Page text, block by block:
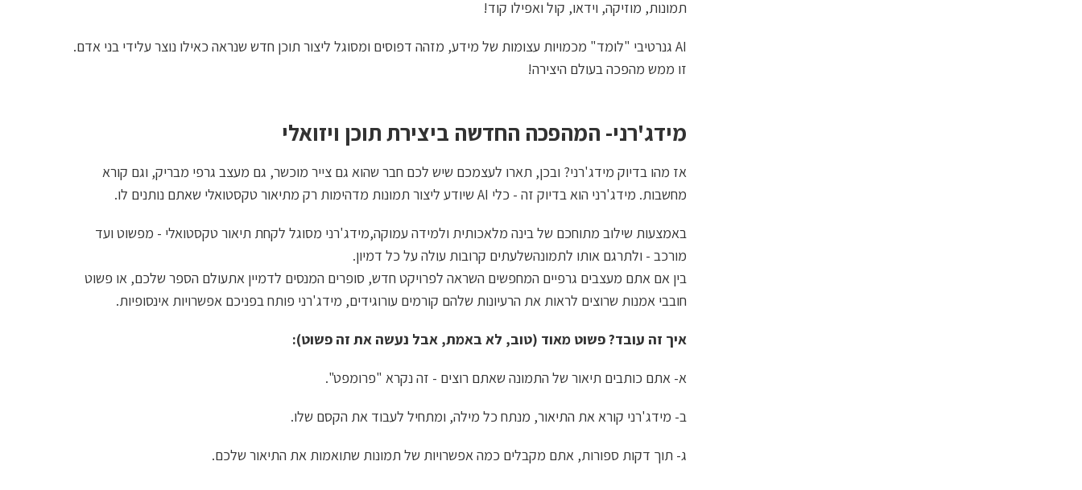
תמונות, מוזיקה, וידאו, קול ואפילו קוד!
AI גנרטיבי "לומד" מכמויות עצומות של מידע, מזהה דפוסים ומסוגל ליצור תוכן חדש שנראה כאילו נוצר עלידי בני אדם.
זו ממש מהפכה בעולם היצירה!
מידג'רני- המהפכה החדשה ביצירת תוכן ויזואלי
אז מהו בדיוק מידג'רני? ובכן, תארו לעצמכם שיש לכם חבר שהוא גם צייר מוכשר, גם מעצב גרפי מבריק, וגם קורא
מחשבות. מידג'רני הוא בדיוק זה - כלי AI שיודע ליצור תמונות מדהימות רק מתיאור טקסטואלי שאתם נותנים לו.
באמצעות שילוב מתוחכם של בינה מלאכותית ולמידה עמוקה,מידג'רני מסוגל לקחת תיאור טקסטואלי - מפשוט ועד
מורכב - ולתרגם אותו לתמונהשלעתים קרובות עולה על כל דמיון.
בין אם אתם מעצבים גרפיים המחפשים השראה לפרויקט חדש, סופרים המנסים לדמיין אתעולם הספר שלכם, או פשוט
חובבי אמנות שרוצים לראות את הרעיונות שלהם קורמים עורוגידים, מידג'רני פותח בפניכם אפשרויות אינסופיות.
איך זה עובד? פשוט מאוד (טוב, לא באמת, אבל נעשה את זה פשוט):
א- אתם כותבים תיאור של התמונה שאתם רוצים - זה נקרא "פרומפט".
ב- מידג'רני קורא את התיאור, מנתח כל מילה, ומתחיל לעבוד את הקסם שלו.
ג- תוך דקות ספורות, אתם מקבלים כמה אפשרויות של תמונות שתואמות את התיאור שלכם.